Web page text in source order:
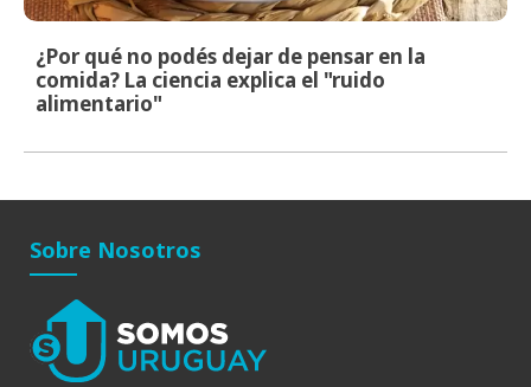
¿Por qué no podés dejar de pensar en la
comida? La ciencia explica el "ruido
alimentario"
Sobre Nosotros